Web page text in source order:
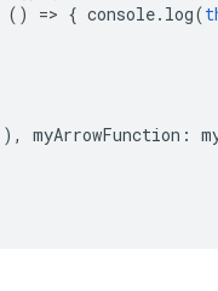
() => { console. log(
myArrowFunction :